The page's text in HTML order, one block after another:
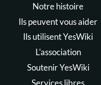
Notre histoire
Ils peuvent vous aider
Ils utilisent YesWiki
L'association
Soutenir YesWiki
Services libres